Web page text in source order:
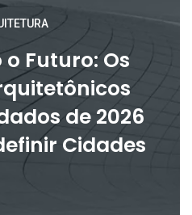
Futuro: Os
de 2026
Cidades